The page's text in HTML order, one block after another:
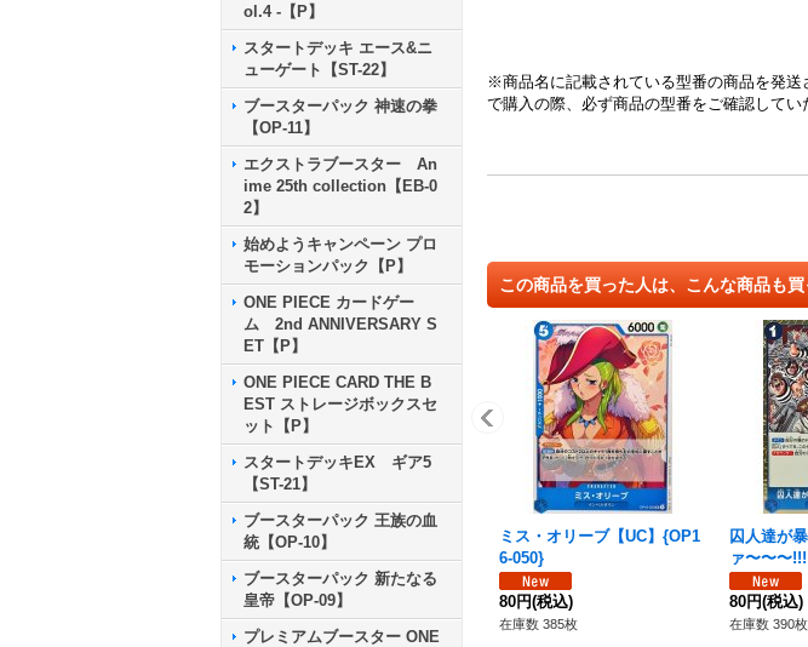
ol.4 -【P】
スタートデッキ エース&ニ
ューゲート【ST-22】
ブースターパック 神速の拳
【OP-11】
エクストラブースター An
ime 25th collection【EB-0
2】
始めようキャンペーン プロ
モーションパック【P】
ONE PIECE カードゲー
ム 2nd ANNIVERSARY S
ET【P】
ONE PIECE CARD THE B
EST ストレージボックスセ
ット【P】
スタートデッキEX ギア5
【ST-21】
ブースターパック 王族の血
統【OP-10】
ブースターパック 新たなる
皇帝【OP-09】
プレミアムブースター ONE
※商品名に記載されている型番の商品を発
で購入の際、必ず商品の型番をご確認してい
この商品を買った人は、こんな商品も
ミス・オリーブ【UC】{OP1
6-050}
80円(税込)
在庫数 385枚
囚人達が
ァ〜〜〜
80円(税込)
在庫数 390枚